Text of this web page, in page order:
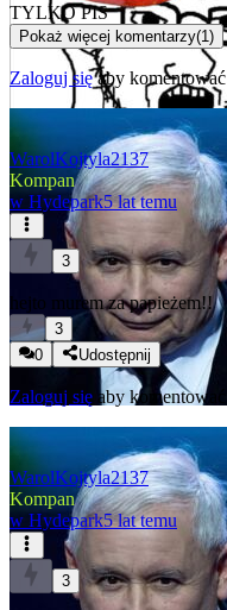
TYLKO PIS
Pokaż więcej komentarzy(1)
Zaloguj sięaby komentować
WarolKojtyla2137
Kompan
w Hydepark5 lat temu
3
hejto murem za papieżem!!
3
0
Udostępnij
Zaloguj się aby komentować
WarolKojtyla2137
Kompan
w Hydepark5 lat temu
3